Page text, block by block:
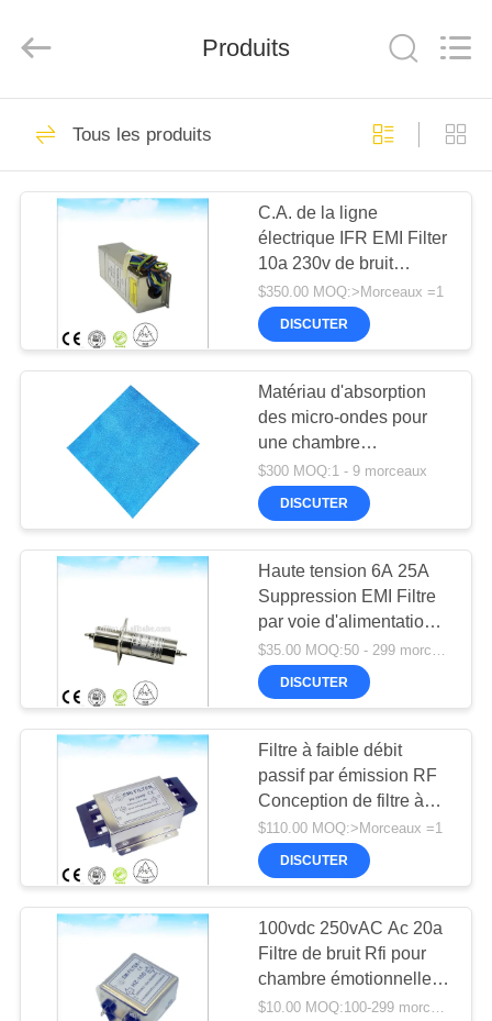
D'ACIER
À
FAIBLE
TENEUR
CARBONE
PRODUITS
PROPOS
DE
NOUS
VISITE
D'USINE
CONDITIONS
PAIEMENT
CONTACTEZ-
NOUS
NOUVELLES
Electronic
filtre de ligne
électrique d'IEM
Filtres de ligne de
signal
34
Filtre à rétroaction
EMI
20
AMORTISSEUR DE
PYRAMIDE
30
Produits
Tous les produits
C.A. de la ligne
électrique IFR EMI Filter
10a 230v de bruit
d'Ethernet de LC pour le
système d'alimentation
$350.00 MOQ:>Morceaux =1
DISCUTER
Matériau d'absorption
des micro-ondes pour
une chambre
anéchoïque
$300 MOQ:1 - 9 morceaux
DISCUTER
Haute tension 6A 25A
Suppression EMI Filtre
par voie d'alimentation
Dc Filtre de ligne RF
salle de blindage et
chambre émotionnelle
DISCUTER
Filtre à faible débit
passif par émission RF
Conception de filtre à
ligne 3 phases Dc Filtre
de bruit 1A-1000A
$110.00 MOQ:>Morceaux =1
DISCUTER
100vdc 250vAC Ac 20a
Filtre de bruit Rfi pour
chambre émotionnelle à
deux étages
$10.00 MOQ:100-299 morceaux